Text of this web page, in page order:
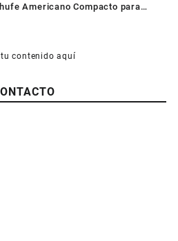
Americano Compacto para
contenido aquí